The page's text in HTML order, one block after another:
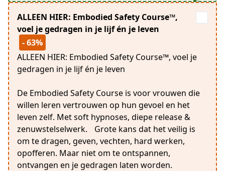
ALLEEN HIER: Embodied Safety Course™️,
voel je gedragen in je lijf én je leven
- 63%
ALLEEN HIER: Embodied Safety Course™️, voel je
gedragen in je lijf én je leven
De Embodied Safety Course is voor vrouwen die
willen leren vertrouwen op hun gevoel en het
leven zelf. Met soft hypnoses, diepe release &
zenuwstelselwerk. Grote kans dat het veilig is
om te dragen, geven, vechten, hard werken,
opofferen. Maar niet om te ontspannen,
ontvangen en je gedragen laten worden.